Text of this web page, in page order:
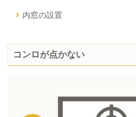
内窓の設置
コンロが点かない